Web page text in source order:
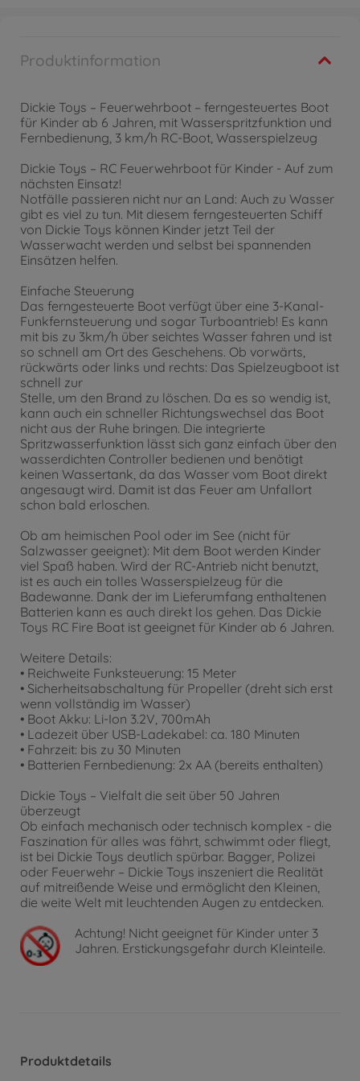
Produktinformation
Dickie Toys – Feuerwehrboot – ferngesteuertes Boot
für Kinder ab 6 Jahren, mit Wasserspritzfunktion und
Fernbedienung, 3 km/h RC-Boot, Wasserspielzeug
Dickie Toys – RC Feuerwehrboot für Kinder - Auf zum
nächsten Einsatz!
Notfälle passieren nicht nur an Land: Auch zu Wasser
gibt es viel zu tun. Mit diesem ferngesteuerten Schiff
von Dickie Toys können Kinder jetzt Teil der
Wasserwacht werden und selbst bei spannenden
Einsätzen helfen.
Einfache Steuerung
Das ferngesteuerte Boot verfügt über eine 3-Kanal-
Funkfernsteuerung und sogar Turboantrieb! Es kann
mit bis zu 3km/h über seichtes Wasser fahren und ist
so schnell am Ort des Geschehens. Ob vorwärts,
rückwärts oder links und rechts: Das Spielzeugboot ist
schnell zur
Stelle, um den Brand zu löschen. Da es so wendig ist,
kann auch ein schneller Richtungswechsel das Boot
nicht aus der Ruhe bringen. Die integrierte
Spritzwasserfunktion lässt sich ganz einfach über den
wasserdichten Controller bedienen und benötigt
keinen Wassertank, da das Wasser vom Boot direkt
angesaugt wird. Damit ist das Feuer am Unfallort
schon bald erloschen.
Ob am heimischen Pool oder im See (nicht für
Salzwasser geeignet): Mit dem Boot werden Kinder
viel Spaß haben. Wird der RC-Antrieb nicht benutzt,
ist es auch ein tolles Wasserspielzeug für die
Badewanne. Dank der im Lieferumfang enthaltenen
Batterien kann es auch direkt los gehen. Das Dickie
Toys RC Fire Boat ist geeignet für Kinder ab 6 Jahren.
Weitere Details:
• Reichweite Funksteuerung: 15 Meter
• Sicherheitsabschaltung für Propeller (dreht sich erst
wenn vollständig im Wasser)
• Boot Akku: Li-Ion 3.2V, 700mAh
• Ladezeit über USB-Ladekabel: ca. 180 Minuten
• Fahrzeit: bis zu 30 Minuten
• Batterien Fernbedienung: 2x AA (bereits enthalten)
Dickie Toys – Vielfalt die seit über 50 Jahren
überzeugt
Ob einfach mechanisch oder technisch komplex - die
Faszination für alles was fährt, schwimmt oder fliegt,
ist bei Dickie Toys deutlich spürbar. Bagger, Polizei
oder Feuerwehr – Dickie Toys inszeniert die Realität
auf mitreißende Weise und ermöglicht den Kleinen,
die weite Welt mit leuchtenden Augen zu entdecken.
Achtung! Nicht geeignet für Kinder unter 3
Jahren. Erstickungsgefahr durch Kleinteile.
Produktdetails